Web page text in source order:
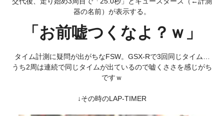
器の名前）が表示する。
「お前嘘つくなよ？ｗ」
タイム計測に疑問が出がちなFSW。GSX-Rで3回同じタイム…
うち2周は連続で同じタイムが出ているので嘘くささを感じがち
ですｗ
↓その時のLAP-TIMER